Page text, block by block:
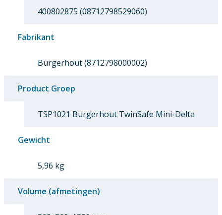
400802875 (08712798529060)
Fabrikant
Burgerhout (8712798000002)
Product Groep
TSP1021 Burgerhout TwinSafe Mini-Delta
Gewicht
5,96 kg
Volume (afmetingen)